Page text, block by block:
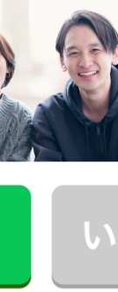
い家事代行の利用
ビュー一覧を見る
事代行キ